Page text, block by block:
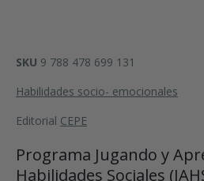
SKU 9 788 478 699 131
Habilidades socio- emocionales
Editorial CEPE
Programa Jugando y
Habilidades Sociales